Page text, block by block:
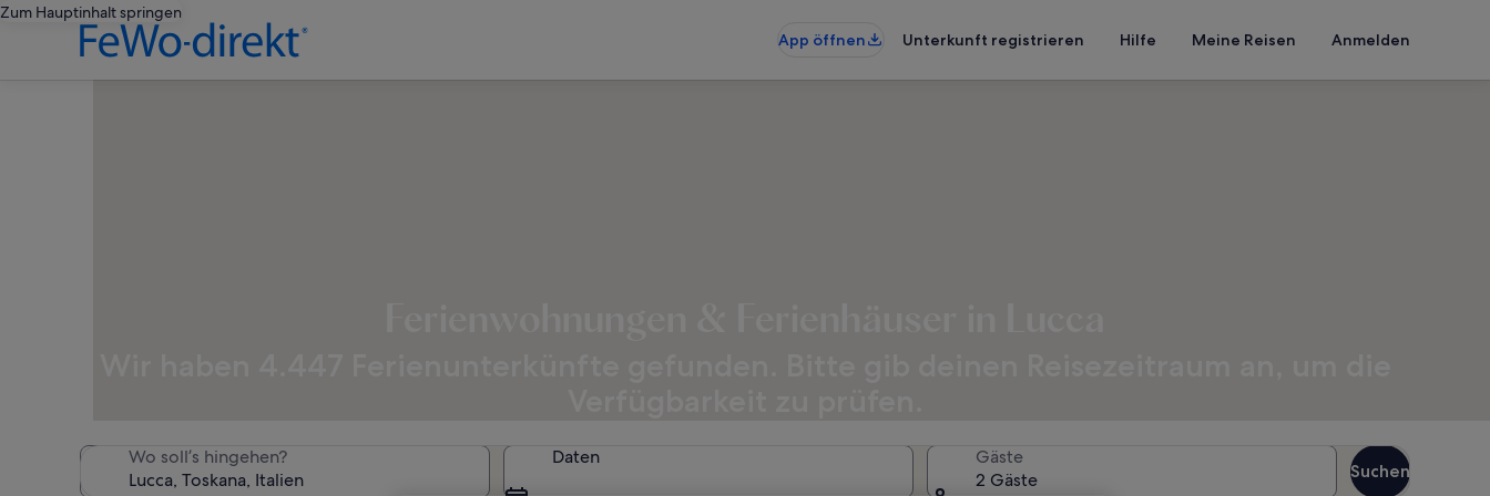
Zum Hauptinhalt springen
App öffnen
Unterkunft registrieren Hilfe Meine Reisen Anmelden
Wo soll’s hingehen? Daten
Gäste
2 Gäste
Suchen